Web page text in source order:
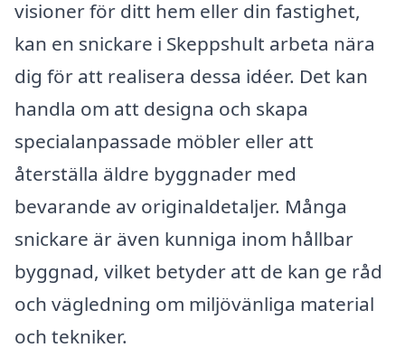
visioner för ditt hem eller din fastighet,
kan en snickare i Skeppshult arbeta nära
dig för att realisera dessa idéer. Det kan
handla om att designa och skapa
specialanpassade möbler eller att
återställa äldre byggnader med
bevarande av originaldetaljer. Många
snickare är även kunniga inom hållbar
byggnad, vilket betyder att de kan ge råd
och vägledning om miljövänliga material
och tekniker.